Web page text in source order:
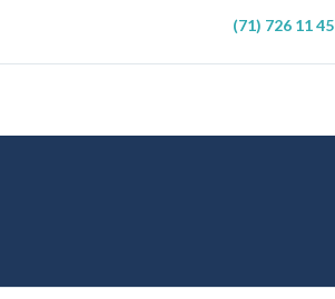
(71) 726 11 45